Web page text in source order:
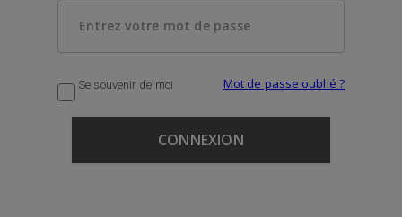
Se souvenir de moi Mot de passe oublié ?